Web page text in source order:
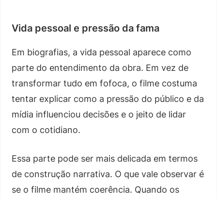
Vida pessoal e pressão da fama
Em biografias, a vida pessoal aparece como
parte do entendimento da obra. Em vez de
transformar tudo em fofoca, o filme costuma
tentar explicar como a pressão do público e da
mídia influenciou decisões e o jeito de lidar
com o cotidiano.
Essa parte pode ser mais delicada em termos
de construção narrativa. O que vale observar é
se o filme mantém coerência. Quando os